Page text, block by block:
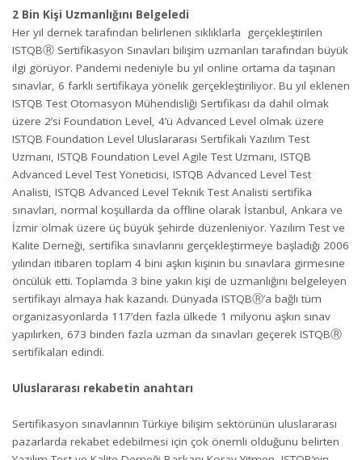
2 Bin Kişi Uzmanlığını Belgeledi
Her yıl dernek tarafından belirlenen sıklıklarla gerçekleştirilen
ISTQBⓇ Sertifikasyon Sınavları bilişim uzmanları tarafından büyük
ilgi görüyor. Pandemi nedeniyle bu yıl online ortama da taşınan
sınavlar, 6 farklı sertifikaya yönelik gerçekleştiriliyor. Bu yıl eklenen
ISTQB Test Otomasyon Mühendisliği Sertifikası da dahil olmak
üzere 2’si Foundation Level, 4’ü Advanced Level olmak üzere
ISTQB Foundation Level Uluslararası Sertifikalı Yazılım Test
Uzmanı, ISTQB Foundation Level Agile Test Uzmanı, ISTQB
Advanced Level Test Yöneticisi, ISTQB Advanced Level Test
Analisti, ISTQB Advanced Level Teknik Test Analisti sertifika
sınavları, normal koşullarda da offline olarak İstanbul, Ankara ve
İzmir olmak üzere üç büyük şehirde düzenleniyor. Yazılım Test ve
Kalite Derneği, sertifika sınavlarını gerçekleştirmeye başladığı 2006
yılından itibaren toplam 4 bini aşkın kişinin bu sınavlara girmesine
öncülük etti. Toplamda 3 bine yakın kişi de uzmanlığını belgeleyen
sertifikayı almaya hak kazandı. Dünyada ISTQBⓇ’a bağlı tüm
organizasyonlarda 117’den fazla ülkede 1 milyonu aşkın sınav
yapılırken, 673 binden fazla uzman da sınavları geçerek ISTQBⓇ
sertifikaları edindi.
Uluslararası rekabetin anahtarı
Sertifikasyon sınavlarının Türkiye bilişim sektörünün uluslararası
pazarlarda rekabet edebilmesi için çok önemli olduğunu belirten